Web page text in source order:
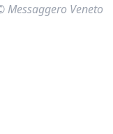
Messaggero Veneto